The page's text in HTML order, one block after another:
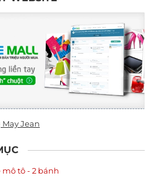
Jean
mô tô - 2 bánh